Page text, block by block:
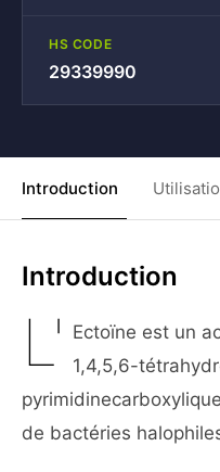
HS CODE
29339990
Introduction
Introduction
L'
Ectoïne est un
1,4,5,6-
de bactéries